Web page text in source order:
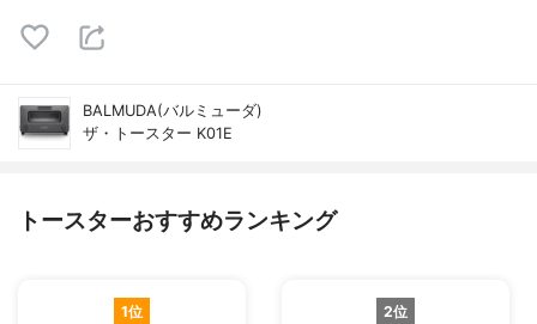
BALMUDA(バルミューダ)
ザ・トースター K01E
トースターおすすめランキング
1位 2位